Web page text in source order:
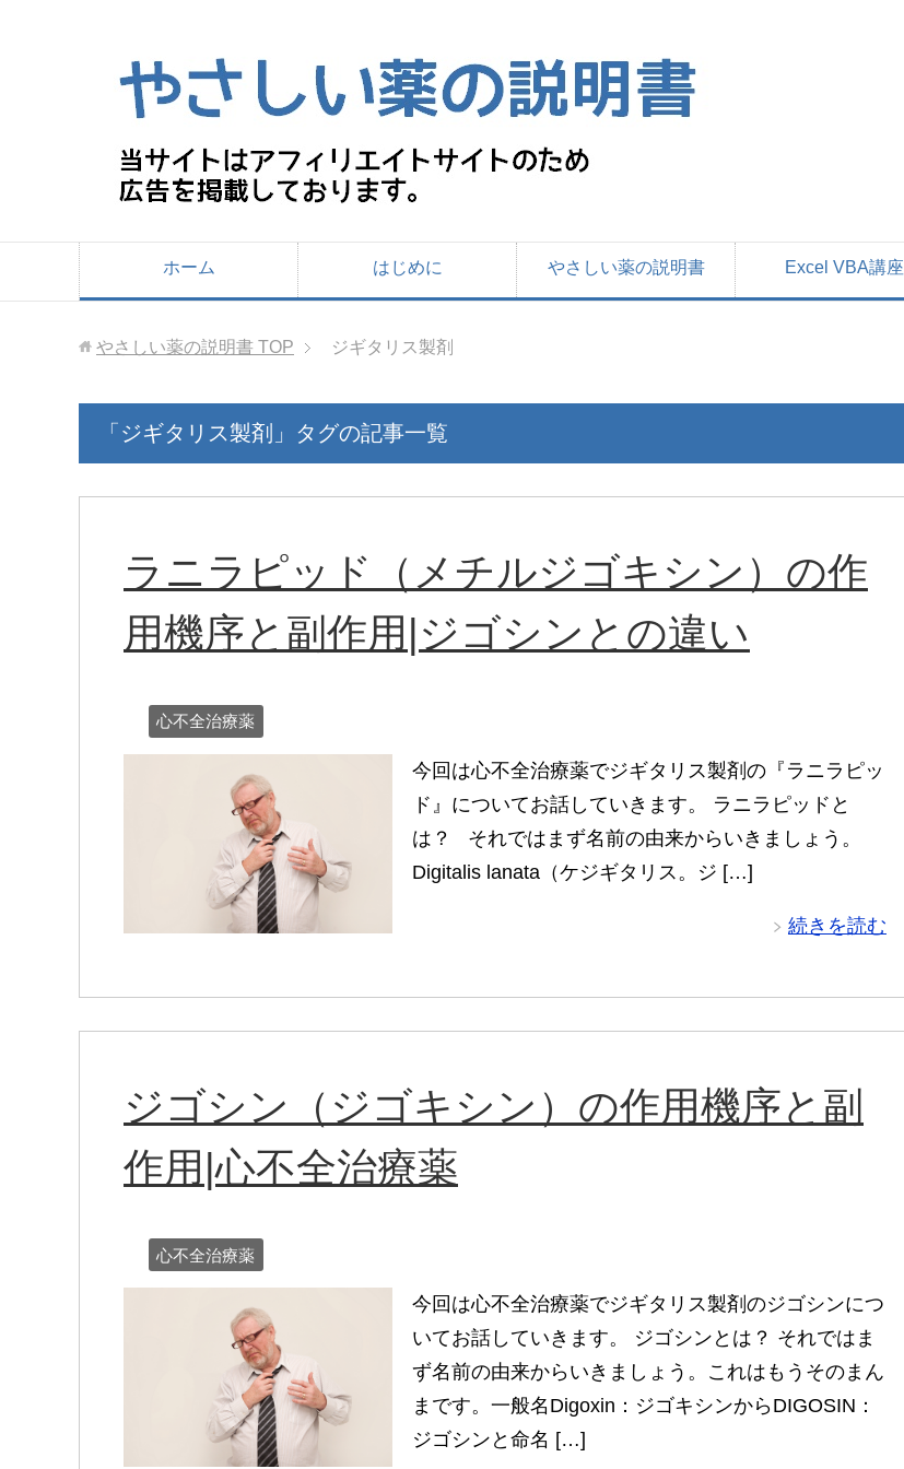
ホーム はじめに やさしい薬の説明書 Excel VBA講座
やさしい薬の説明書 TOP ジギタリス製剤
「ジギタリス製剤」タグの記事一覧
ラニラピッド（メチルジゴキシン）の作
用機序と副作用|ジゴシンとの違い
心不全治療薬
今回は心不全治療薬でジギタリス製剤の『ラニラピッ
ド』についてお話していきます。 ラニラピッドと
は？ それではまず名前の由来からいきましょう。
Digitalis lanata（ケジギタリス。ジ […]
続きを読む
ジゴシン（ジゴキシン）の作用機序と副
作用|心不全治療薬
心不全治療薬
今回は心不全治療薬でジギタリス製剤のジゴシンにつ
いてお話していきます。 ジゴシンとは？ それではま
ず名前の由来からいきましょう。これはもうそのまん
まです。一般名Digoxin：ジゴキシンからDIGOSIN：
ジゴシンと命名 […]